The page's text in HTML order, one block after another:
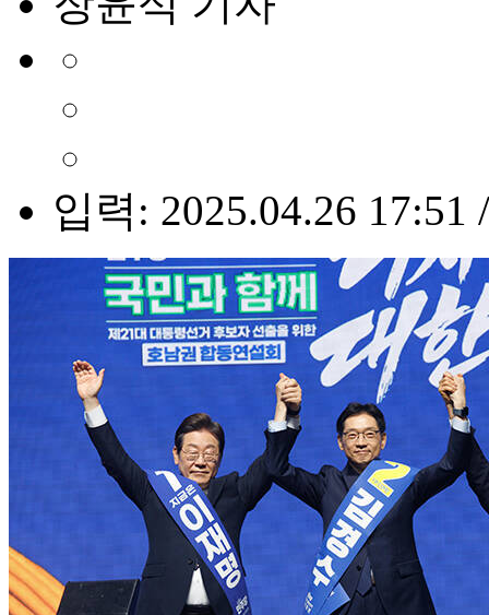
입력: 2025.04.26 17:51